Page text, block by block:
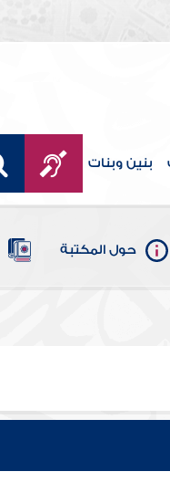
بنين وبنات
حول المكتبة